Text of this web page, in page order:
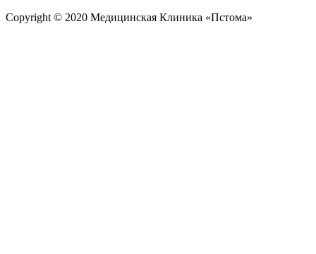
Copyright © 2020 Медицинская Клиника «Пстома»